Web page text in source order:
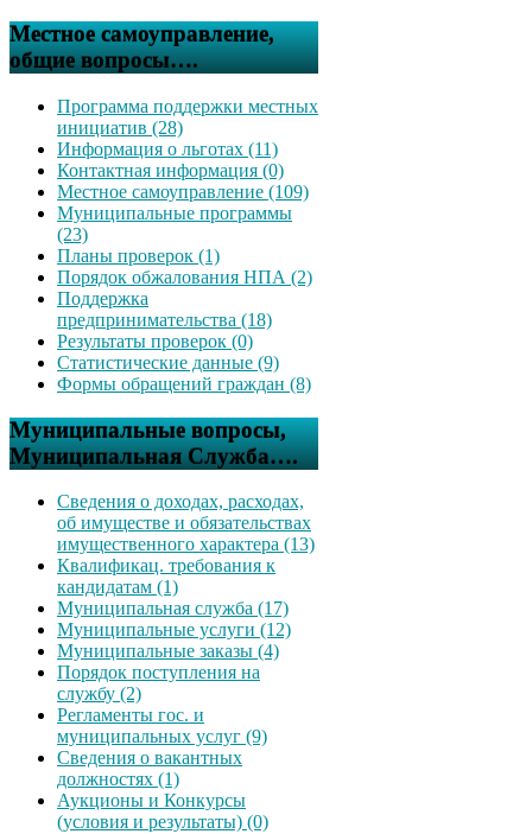
Местное самоуправление,
общие вопросы….
Программа поддержки местных
инициатив (28)
Информация о льготах (11)
Контактная информация (0)
Местное самоуправление (109)
Муниципальные программы
(23)
Планы проверок (1)
Порядок обжалования НПА (2)
Поддержка
предпринимательства (18)
Результаты проверок (0)
Статистические данные (9)
Формы обращений граждан (8)
Муниципальные вопросы,
Муниципальная Служба….
Сведения о доходах, расходах,
об имуществе и обязательствах
имущественного характера (13)
Квалификац. требования к
кандидатам (1)
Муниципальная служба (17)
Муниципальные услуги (12)
Муниципальные заказы (4)
Порядок поступления на
службу (2)
Регламенты гос. и
муниципальных услуг (9)
Сведения о вакантных
должностях (1)
Аукционы и Конкурсы
(условия и результаты) (0)